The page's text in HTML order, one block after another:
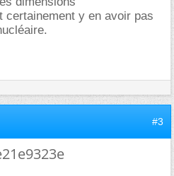
certainement y en avoir pas
#3